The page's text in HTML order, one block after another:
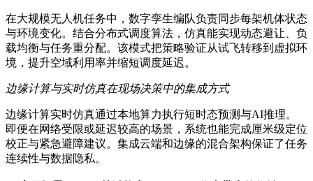
在大规模无人机任务中，数字孪生编队负责同步每架机体状态
与环境变化。结合分布式调度算法，仿真能实现动态避让、负
载均衡与任务重分配。该模式把策略验证从试飞转移到虚拟环
境，提升空域利用率并缩短调度延迟。
边缘计算与实时仿真在现场决策中的集成方式
边缘计算实时仿真通过本地算力执行短时态预测与AI推理。
即便在网络受限或延迟较高的场景，系统也能完成厘米级定位
校正与紧急避障建议。集成云端和边缘的混合架构保证了任务
连续性与数据隐私。